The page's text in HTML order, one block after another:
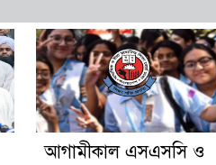
আগামীকাল এসএসসি ও